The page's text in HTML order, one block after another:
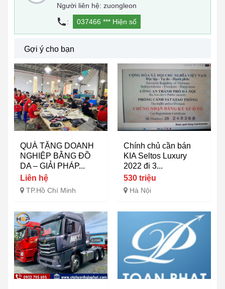
Người liên hệ: zuongleon
:
037466 *** Hiện số
Gợi ý cho bạn
QUÀ TẶNG DOANH
NGHIỆP BẰNG ĐỒ
DA – GIẢI PHÁP...
Liên hệ
TP.Hồ Chí Minh
Chính chủ cần bán
KIA Seltos Luxury
2022 đi 3...
530 triệu
Hà Nội